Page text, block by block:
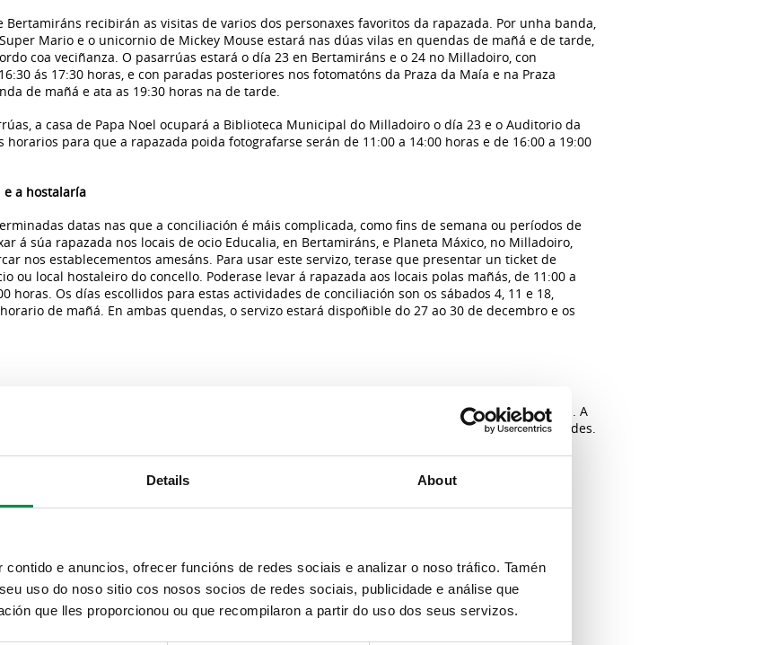
Details About
e anuncios, ofrecer funcións de redes sociais e analizar o noso tráfico. Tamén
uso do noso sitio cos nosos socios de redes sociais, publicidade e análise que
que lles proporcionou ou que recompilaron a partir do uso dos seus servizos.
recibirán as visitas de varios dos personaxes favoritos da rapazada. Por unha banda,
Mario e o unicornio de Mickey Mouse estará nas dúas vilas en quendas de mañá e de tarde,
coa veciñanza. O pasarrúas estará o día 23 en Bertamiráns e o 24 no Milladoiro, con
ás 17:30 horas, e con paradas posteriores nos fotomatóns da Praza da Maía e na Praza
de mañá e ata as 19:30 horas na de tarde.
a casa de Papa Noel ocupará a Biblioteca Municipal do Milladoiro o día 23 e o Auditorio da
para que a rapazada poida fotografarse serán de 11:00 a 14:00 horas e de 16:00 a 19:00
a hostalaría
datas nas que a conciliación é máis complicada, como fins de semana ou períodos de
á súa rapazada nos locais de ocio Educalia, en Bertamiráns, e Planeta Máxico, no Milladoiro,
nos establecementos amesáns. Para usar este servizo, terase que presentar un ticket de
ou local hostaleiro do concello. Poderase levar á rapazada aos locais polas mañás, de 11:00 a
horas. Os días escollidos para estas actividades de conciliación son os sábados 4, 11 e 18,
de mañá. En ambas quendas, o servizo estará dispoñible do 27 ao 30 de decembro e os
do Ameson de Nadal, pensadas para as últimas semanas de decembro, e as
ano á Praza do Concello, en Bertamiráns, tras un ano de parón por mor da pandemia. A
Paz, anunciou que nas próximas semanas aportaría máis información sobre estas actividades.
este Nadal"